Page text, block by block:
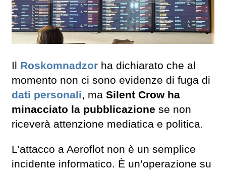
Il Roskomnadzor ha dichiarato che al
momento non ci sono evidenze di fuga di
dati personali, ma Silent Crow ha
minacciato la pubblicazione se non
riceverà attenzione mediatica e politica.
L’attacco a Aeroflot non è un semplice
incidente informatico. È un’operazione su